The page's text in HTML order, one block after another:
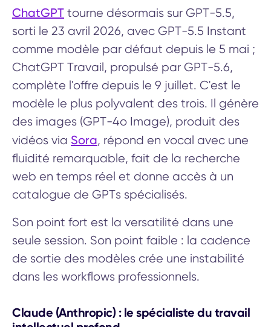
ChatGPT tourne désormais sur GPT-5.5,
sorti le 23 avril 2026, avec GPT-5.5 Instant
comme modèle par défaut depuis le 5 mai ;
ChatGPT Travail, propulsé par GPT-5.6,
complète l'offre depuis le 9 juillet. C'est le
modèle le plus polyvalent des trois. Il génère
des images (GPT-4o Image), produit des
vidéos via Sora, répond en vocal avec une
fluidité remarquable, fait de la recherche
web en temps réel et donne accès à un
catalogue de GPTs spécialisés.
Son point fort est la versatilité dans une
seule session. Son point faible : la cadence
de sortie des modèles crée une instabilité
dans les workflows professionnels.
Claude (Anthropic) : le spécialiste du travail